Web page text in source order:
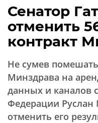
Сенатор
отменить
контракт
Не сумев
Минздрава на
данных и каналов
Федерации Руслан
отменить его